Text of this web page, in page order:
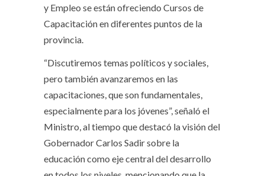
y Empleo se están ofreciendo Cursos de
Capacitación en diferentes puntos de la
provincia.
“Discutiremos temas políticos y sociales,
pero también avanzaremos en las
capacitaciones, que son fundamentales,
especialmente para los jóvenes”, señaló el
Ministro, al tiempo que destacó la visión del
Gobernador Carlos Sadir sobre la
educación como eje central del desarrollo